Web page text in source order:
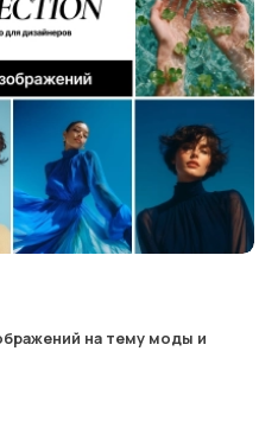
на тему моды и